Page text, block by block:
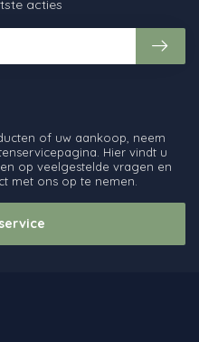
of uw aankoop, neem
Hier vindt u
op veelgestelde vragen en
met ons op te nemen.
acties